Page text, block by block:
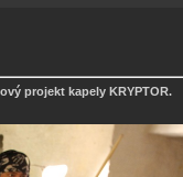
projekt kapely KRYPTOR.